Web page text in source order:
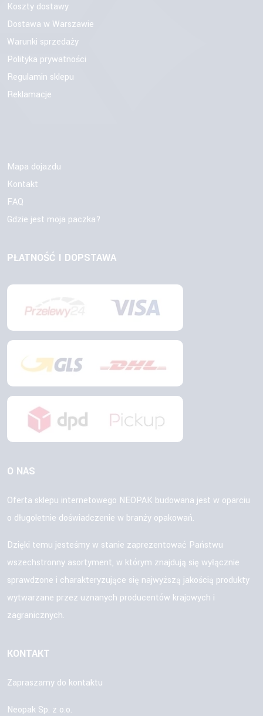
Koszty dostawy
Dostawa w Warszawie
Warunki sprzedaży
Polityka prywatności
Regulamin sklepu
Reklamacje
Mapa dojazdu
Kontakt
FAQ
Gdzie jest moja paczka?
PŁATNOŚĆ I DOPSTAWA
O NAS
Oferta sklepu internetowego NEOPAK budowana jest w oparciu
o długoletnie doświadczenie w branży opakowań.
Dzięki temu jesteśmy w stanie zaprezentować Państwu
wszechstronny asortyment, w którym znajdują się wyłącznie
sprawdzone i charakteryzujące się najwyższą jakością produkty
wytwarzane przez uznanych producentów krajowych i
zagranicznych.
KONTAKT
Zapraszamy do kontaktu
Neopak Sp. z o.o.